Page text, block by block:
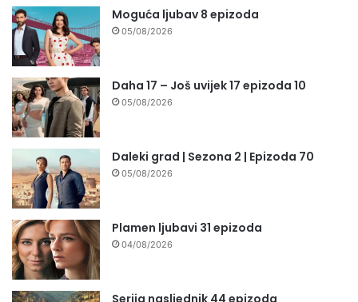
Moguća ljubav 8 epizoda
05/08/2026
Daha 17 – Još uvijek 17 epizoda 10
05/08/2026
Daleki grad | Sezona 2 | Epizoda 70
05/08/2026
Plamen ljubavi 31 epizoda
04/08/2026
Serija nasljednik 44 epizoda